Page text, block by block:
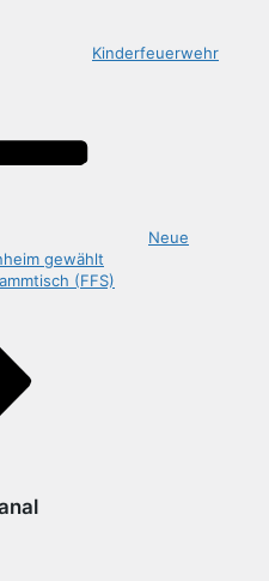
Kinderfeuerwehr
Neue
gewählt
(FFS)